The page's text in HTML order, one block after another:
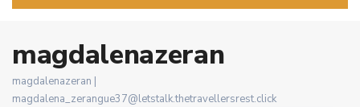
magdalenazeran
magdalenazeran |
magdalena_zerangue37@letstalk.thetravellersrest.click